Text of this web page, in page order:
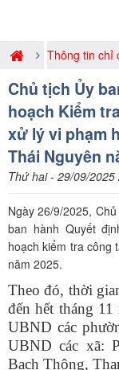
Thông tin chỉ
Chủ tịch Ủy
hoạch Kiểm
xử lý vi phạm
Thái Nguyên
Thứ hai - 29/09/2025
Ngày 26/9/2025,
ban hành Quyết
hoạch kiểm tra công
năm 2025.
Theo đó, thời
đến hết tháng
UBND các
UBND các xã:
Bạch Thông,